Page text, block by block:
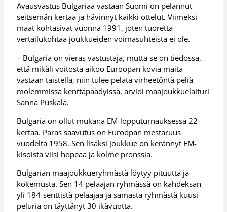
Avausvastus Bulgariaa vastaan Suomi on pelannut
seitsemän kertaa ja hävinnyt kaikki ottelut. Viimeksi
maat kohtasivat vuonna 1991, joten tuoretta
vertailukohtaa joukkueiden voimasuhteista ei ole.
– Bulgaria on vieras vastustaja, mutta se on tiedossa,
että mikäli voitosta aikoo Euroopan kovia maita
vastaan taistella, niin tulee pelata virheetöntä peliä
molemmissa kenttäpäädyissä, arvioi maajoukkuelaituri
Sanna Puskala.
Bulgaria on ollut mukana EM-lopputurnauksessa 22
kertaa. Paras saavutus on Euroopan mestaruus
vuodelta 1958. Sen lisäksi joukkue on kerännyt EM-
kisoista viisi hopeaa ja kolme pronssia.
Bulgarian maajoukkueryhmästä löytyy pituutta ja
kokemusta. Sen 14 pelaajan ryhmässä on kahdeksan
yli 184-senttistä pelaajaa ja samasta ryhmästä kuusi
peluria on täyttänyt 30 ikävuotta.